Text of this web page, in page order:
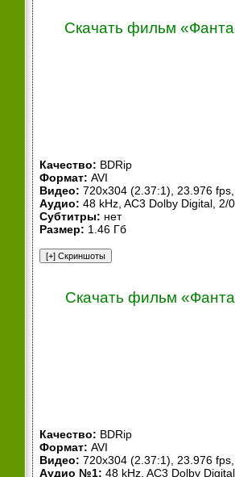
Скачать фильм
Качество: BDRip
Формат: AVI
Видео: 720x304 (2.37:1), 23.976
Аудио: 48 kHz, AC3 Dolby Digital, 2/
Субтитры: нет
Размер: 1.46 Гб
Скачать фильм
Качество: BDRip
Формат: AVI
Видео: 720x304 (2.37:1), 23.976
Аудио №1: 48 kHz, AC3 Dolby